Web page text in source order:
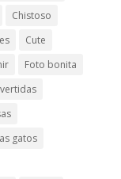
Chistoso
Cute
Foto bonita
gatos